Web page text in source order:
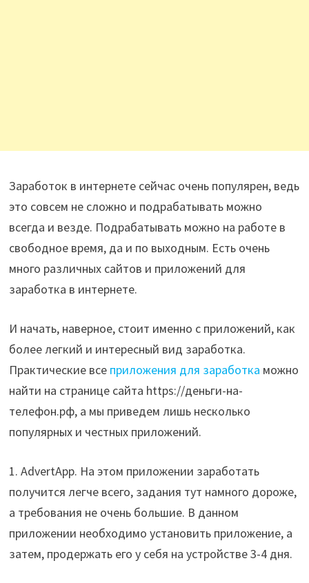
Заработок в интернете сейчас очень популярен, ведь
это совсем не сложно и подрабатывать можно
всегда и везде. Подрабатывать можно на работе в
свободное время, да и по выходным. Есть очень
много различных сайтов и приложений для
заработка в интернете.
И начать, наверное, стоит именно с приложений, как
более легкий и интересный вид заработка.
Практические все приложения для заработка можно
найти на странице сайта https://деньги-на-
телефон.рф, а мы приведем лишь несколько
популярных и честных приложений.
1. AdvertApp. На этом приложении заработать
получится легче всего, задания тут намного дороже,
а требования не очень большие. В данном
приложении необходимо установить приложение, а
затем, продержать его у себя на устройстве 3-4 дня.